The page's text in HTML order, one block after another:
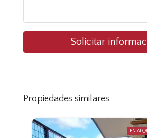
Solicitar
Propiedades similares
EN